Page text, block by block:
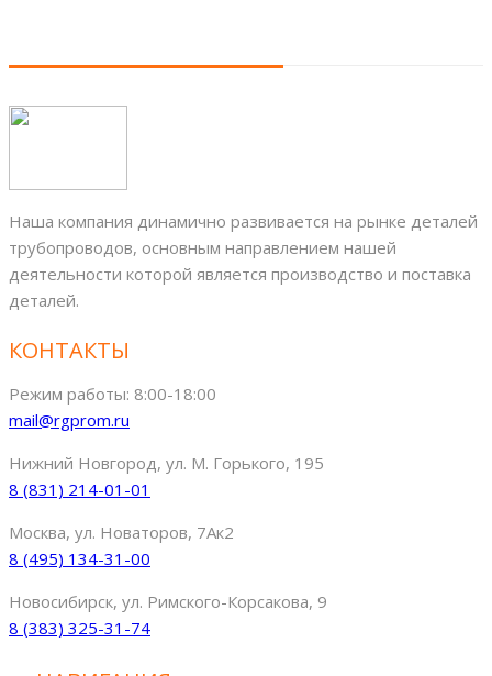
Наша компания динамично развивается на рынке деталей
трубопроводов, основным направлением нашей
деятельности которой является производство и поставка
деталей.
КОНТАКТЫ
Режим работы: 8:00-18:00
mail@rgprom.ru
Нижний Новгород, ул. М. Горького, 195
8 (831) 214-01-01
Москва, ул. Новаторов, 7Ак2
8 (495) 134-31-00
Новосибирск, ул. Римского-Корсакова, 9
8 (383) 325-31-74